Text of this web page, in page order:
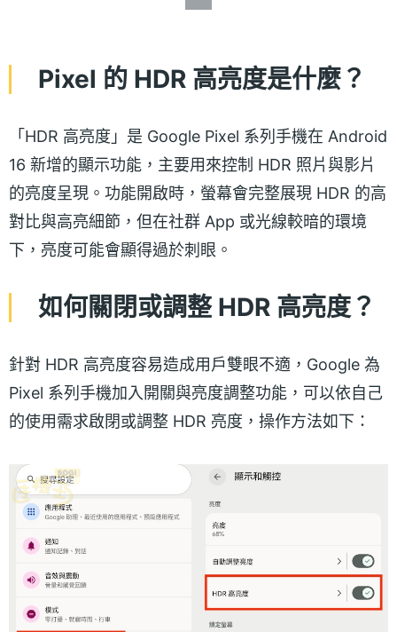
Pixel 的 HDR 高亮度是什麼？
「HDR 高亮度」是 Google Pixel 系列手機在 Android
16 新增的顯示功能，主要用來控制 HDR 照片與影片
的亮度呈現。功能開啟時，螢幕會完整展現 HDR 的高
對比與高亮細節，但在社群 App 或光線較暗的環境
下，亮度可能會顯得過於刺眼。
如何關閉或調整 HDR 高亮度？
針對 HDR 高亮度容易造成用戶雙眼不適，Google 為
Pixel 系列手機加入開關與亮度調整功能，可以依自己
的使用需求啟閉或調整 HDR 亮度，操作方法如下：